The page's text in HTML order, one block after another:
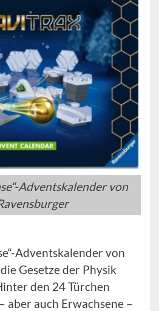
Adventskalender von
Adventskalender von
Gesetze der Physik
den 24 Türchen
aber auch Erwachsene –